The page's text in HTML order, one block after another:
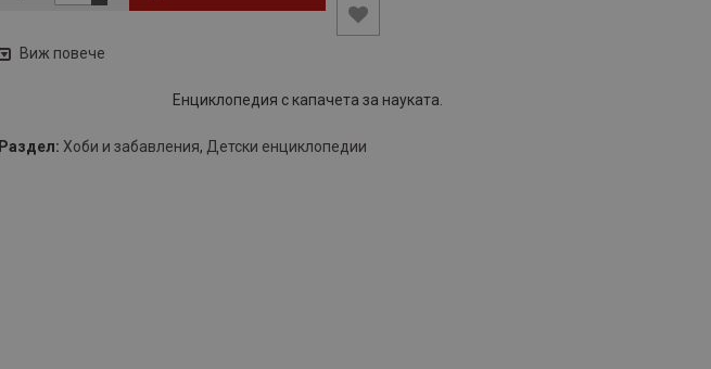
Виж повече
Енциклопедия с капачета за науката.
Раздел: Хоби и забавления, Детски енциклопедии